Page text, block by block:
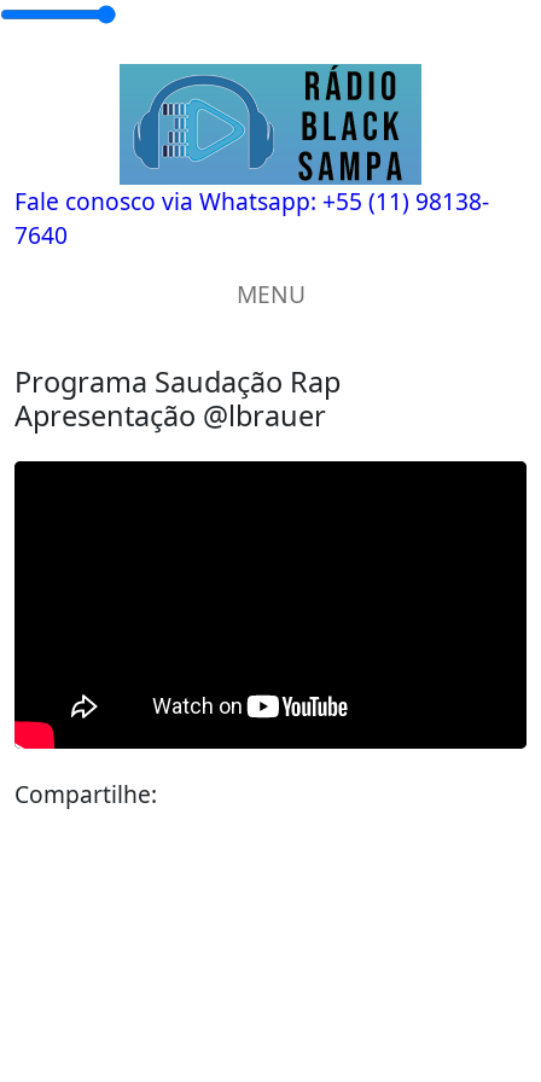
Fale conosco via Whatsapp: +55 (11) 98138-
7640
MENU
Programa Saudação Rap
Apresentação @lbrauer
Compartilhe: